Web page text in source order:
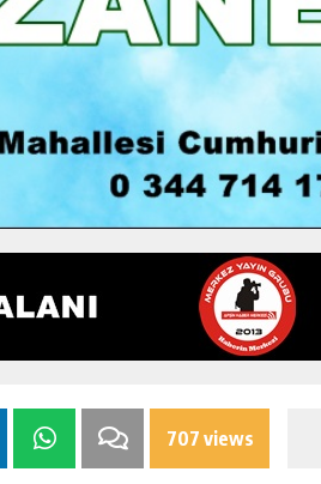
707 views